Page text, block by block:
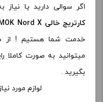
اگر سوالی دارید یا
کارتریج خالی SMOK Nord X
خدمت شما هستیم ! از
میتوانید به صورت کاملا
بگیرید .
لوازم مورد